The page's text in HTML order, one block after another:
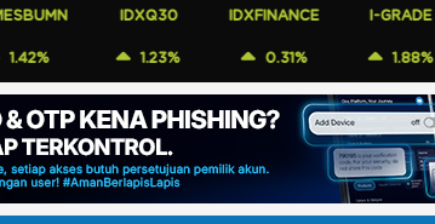
IDXQ30
1.23%
IDXFINANCE
0.31%
I-GRADE
1.88%